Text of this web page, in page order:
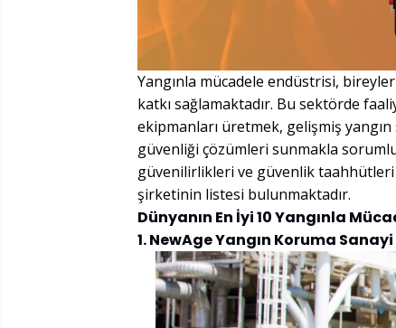
Yangınla mücadele endüstrisi,
katkı sağlamaktadır. Bu sektörde
ekipmanları üretmek, gelişmiş
güvenliği çözümleri sunmakla
güvenilirlikleri ve güvenlik taahhütleri
şirketinin listesi bulunmaktadır.
Dünyanın En İyi 10 Yangınla
1. NewAge Yangın Koruma